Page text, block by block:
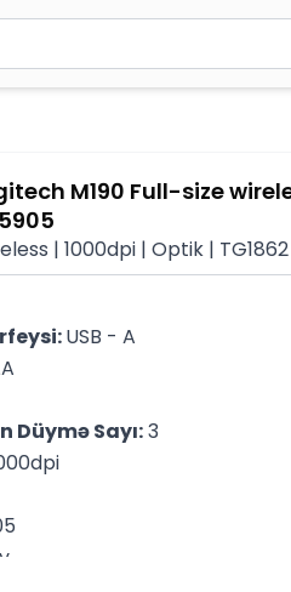
düyməsini basın və ya
M190 Full-size
| 1000dpi | Optik | TG1862
USB - A
Düymə Sayı: 3